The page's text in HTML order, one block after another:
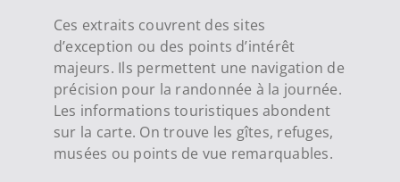
Ces extraits couvrent des sites
d’exception ou des points d’intérêt
majeurs. Ils permettent une navigation de
précision pour la randonnée à la journée.
Les informations touristiques abondent
sur la carte. On trouve les gîtes, refuges,
musées ou points de vue remarquables.